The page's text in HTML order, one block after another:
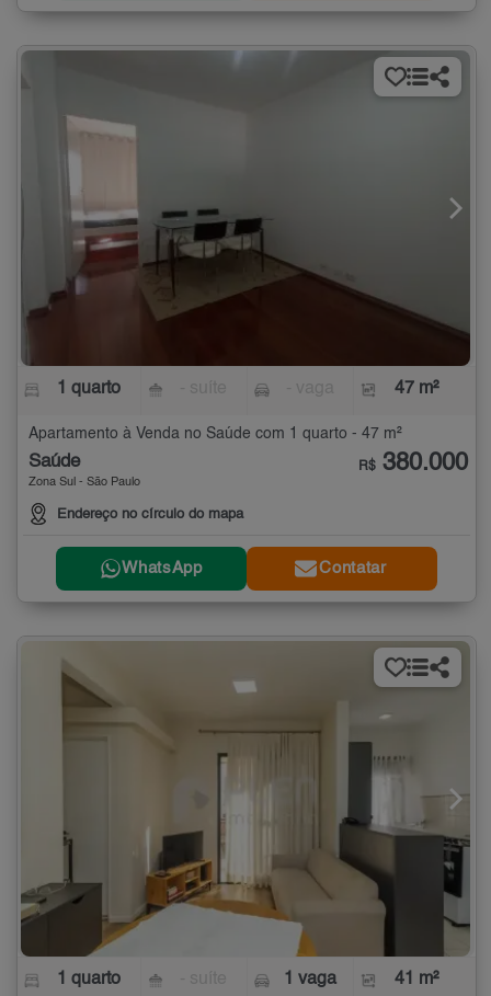
1 quarto 47 m²
Apartamento à Venda no Saúde com 1 quarto - 47 m²
Saúde
Zona Sul - São Paulo
Endereço no círculo do mapa
R$ 380.000
WhatsApp Contatar
1 quarto 1 vaga 41 m²